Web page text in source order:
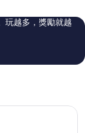
論
玩越多，獎勵就越